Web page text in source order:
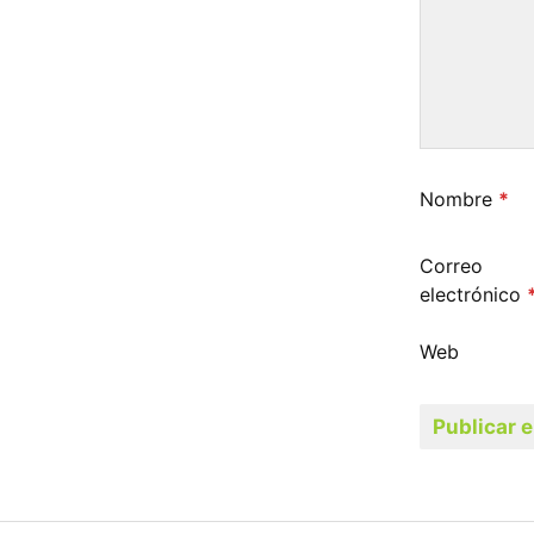
Nombre *
Correo
electrónico
Web